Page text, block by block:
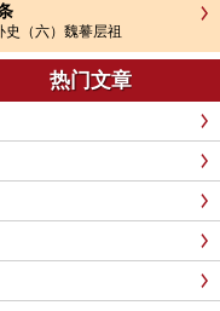
史（六）魏謩层祖
热门文章